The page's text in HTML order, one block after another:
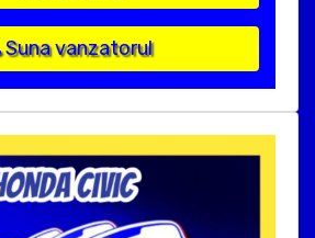
Suna vanzatorul